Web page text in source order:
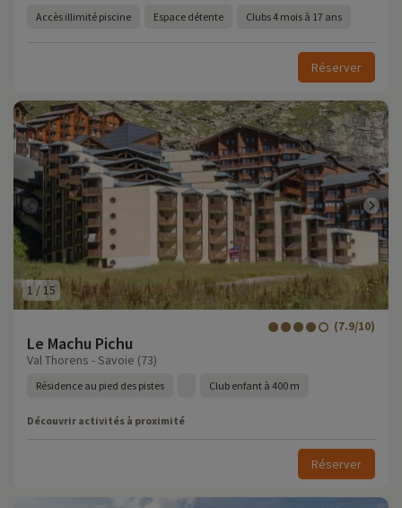
Accès illimité piscine Espace détente Clubs 4 mois à 17 ans
Réserver
1 / 15
Le Machu Pichu
(7.9/10)
Val Thorens - Savoie (73)
Résidence au pied des pistes Club enfant à 400 m
Découvrir activités à proximité
Réserver